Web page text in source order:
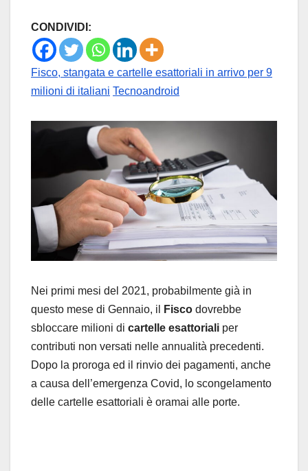
CONDIVIDI:
Fisco, stangata e cartelle esattoriali in arrivo per 9
milioni di italiani Tecnoandroid
Nei primi mesi del 2021, probabilmente già in
questo mese di Gennaio, il
Fisco dovrebbe
sbloccare milioni di cartelle esattoriali per
contributi non versati nelle annualità precedenti.
Dopo la proroga ed il rinvio dei pagamenti, anche
a causa dell’emergenza Covid, lo scongelamento
delle cartelle esattoriali è oramai alle porte.